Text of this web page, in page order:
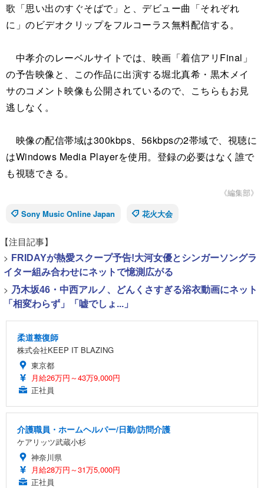
歌「思い出のすぐそばで」と、デビュー曲「それぞれ
に」のビデオクリップをフルコーラス無料配信する。
中孝介のレーベルサイトでは、映画「着信アリFinal」
の予告映像と、この作品に出演する堀北真希・黒木メイ
サのコメント映像も公開されているので、こちらもお見
逃しなく。
映像の配信帯域は300kbps、56kbpsの2帯域で、視聴に
はWindows Media Playerを使用。登録の必要はなく誰で
も視聴できる。
《編集部》
Sony Music Online Japan
花火大会
【注目記事】
> FRIDAYが熱愛スクープ予告!大河女優とシンガーソングラ
イター組み合わせにネットで憶測広がる
> 乃木坂46・中西アルノ、どんくさすぎる浴衣動画にネット
「相変わらず」「嘘でしょ...」
柔道整復師
株式会社KEEP IT BLAZING
東京都
月給26万円～43万9,000円
正社員
介護職員・ホームヘルパー/日勤/訪問介護
ケアリッツ武蔵小杉
神奈川県
月給28万円～31万5,000円
正社員